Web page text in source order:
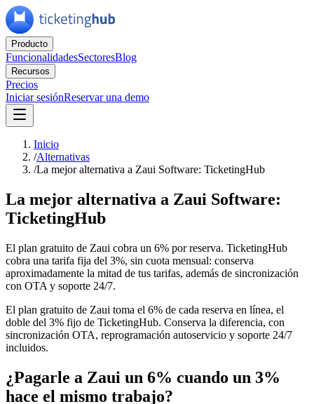
Producto
FuncionalidadesSectoresBlog
Recursos
Precios
Iniciar sesiónReservar una demo
Inicio
/Alternativas
/La mejor alternativa a Zaui Software: TicketingHub
La mejor alternativa a Zaui Software:
TicketingHub
El plan gratuito de Zaui cobra un 6% por reserva. TicketingHub
cobra una tarifa fija del 3%, sin cuota mensual: conserva
aproximadamente la mitad de tus tarifas, además de sincronización
con OTA y soporte 24/7.
El plan gratuito de Zaui toma el 6% de cada reserva en línea, el
doble del 3% fijo de TicketingHub. Conserva la diferencia, con
sincronización OTA, reprogramación autoservicio y soporte 24/7
incluidos.
¿Pagarle a Zaui un 6% cuando un 3%
hace el mismo trabajo?